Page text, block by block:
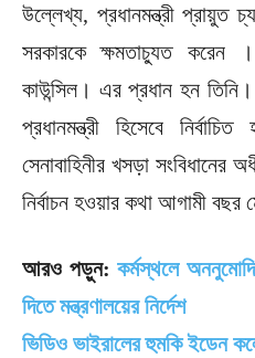
উল্লেখ্য, প্রধানমন্ত্রী প্রায়ুত
সরকারকে ক্ষমতাচ্যুত করেন
কাউন্সিল। এর প্রধান হন
প্রধানমন্ত্রী হিসেবে
সেনাবাহিনীর খসড়া সংবিধানের
নির্বাচন হওয়ার কথা আগামী বছর
আরও পড়ুন:কর্মস্থলে
দিতে মন্ত্রণালয়ের নির্দেশ
ভিডিও ভাইরালের হুমকি ইডেন